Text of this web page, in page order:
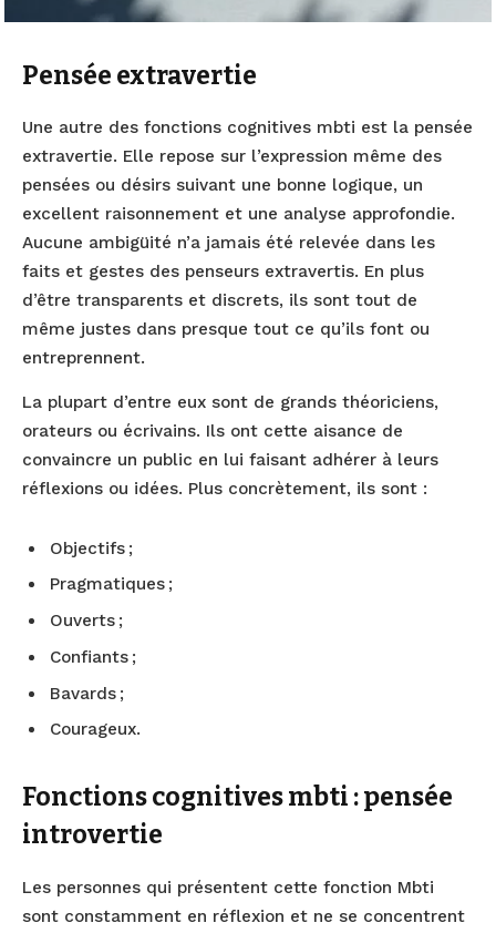
Pensée extravertie
Une autre des fonctions cognitives mbti est la pensée
extravertie. Elle repose sur l’expression même des
pensées ou désirs suivant une bonne logique, un
excellent raisonnement et une analyse approfondie.
Aucune ambigüité n’a jamais été relevée dans les
faits et gestes des penseurs extravertis. En plus
d’être transparents et discrets, ils sont tout de
même justes dans presque tout ce qu’ils font ou
entreprennent.
La plupart d’entre eux sont de grands théoriciens,
orateurs ou écrivains. Ils ont cette aisance de
convaincre un public en lui faisant adhérer à leurs
réflexions ou idées. Plus concrètement, ils sont :
Objectifs ;
Pragmatiques ;
Ouverts ;
Confiants ;
Bavards ;
Courageux.
Fonctions cognitives mbti : pensée
introvertie
Les personnes qui présentent cette fonction Mbti
sont constamment en réflexion et ne se concentrent